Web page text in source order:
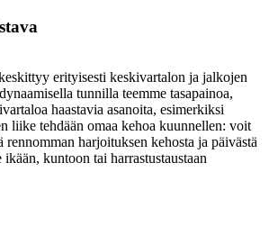
erityisesti keskivartalon ja jalkojen
tunnilla teemme tasapainoa,
haastavia asanoita, esimerkiksi
liike tehdään omaa kehoa kuunnellen: voit
rennomman harjoituksen kehosta ja päivästä
kuntoon tai harrastustaustaan